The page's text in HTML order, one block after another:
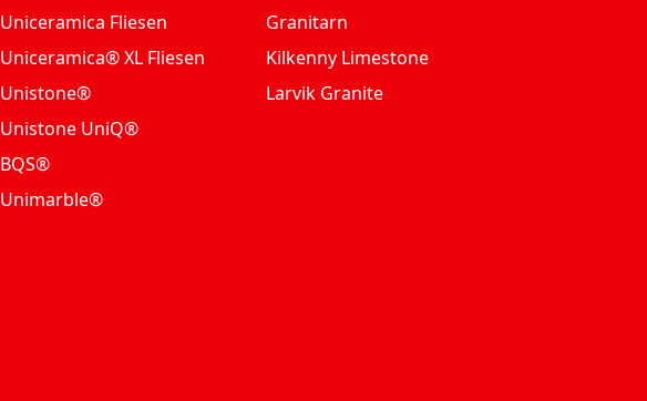
Uniceramica Fliesen
Uniceramica® XL Fliesen
Unistone®
Unistone UniQ®
BQS®
Unimarble®
Granitarn
Kilkenny Limestone
Larvik Granite